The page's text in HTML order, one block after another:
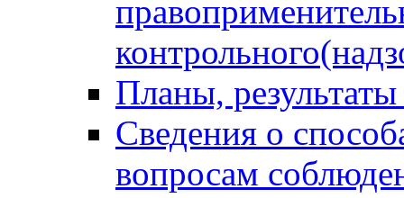
Планы,
Сведения о
вопросам